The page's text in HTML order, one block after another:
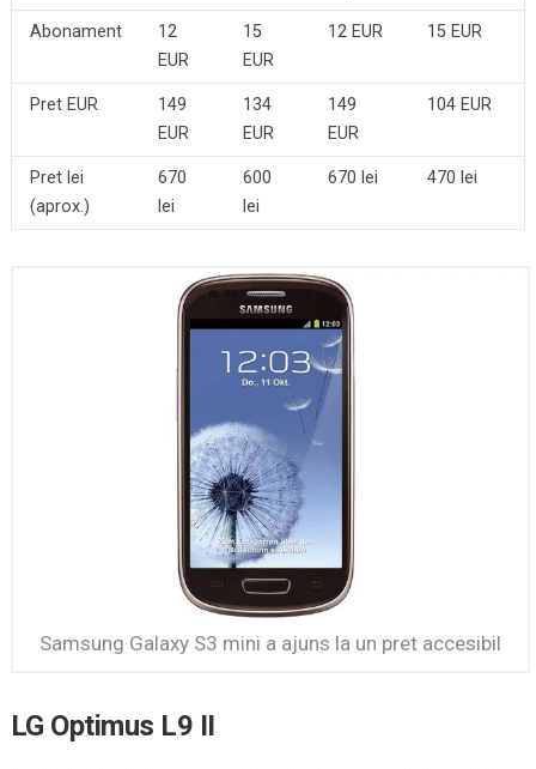
Abonament
12
EUR
15
EUR
12 EUR 15 EUR
Pret EUR
149
EUR
134
EUR
149
EUR
104 EUR
Pret lei
(aprox.)
670
lei
600
lei
670 lei 470 lei
Samsung Galaxy S3 mini a ajuns la un pret accesibil
LG Optimus L9 II